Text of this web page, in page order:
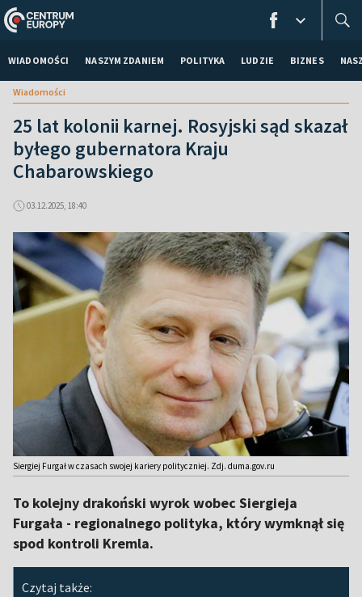
WIADOMOŚCI NASZYM ZDANIEM POLITYKA LUDZIE BIZNES
Wiadomości
25 lat kolonii karnej. Rosyjski sąd skazał
byłego gubernatora Kraju
Chabarowskiego
03.12.2025, 18:40
Siergiej Furgał w czasach swojej kariery polityczniej. Zdj. duma.gov.ru
To kolejny drakoński wyrok wobec Siergieja
Furgała - regionalnego polityka, który wymknął się
spod kontroli Kremla.
Czytaj także: